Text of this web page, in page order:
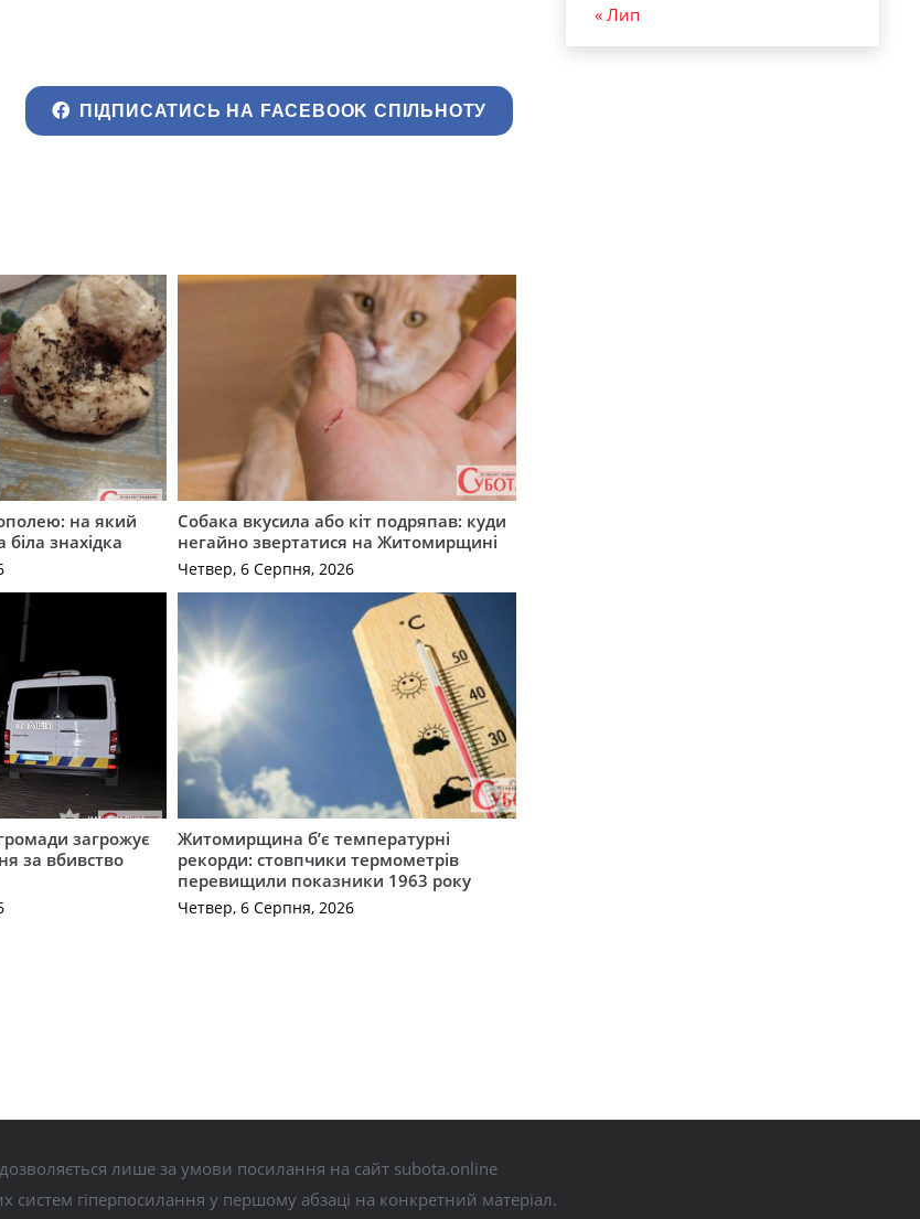
ПІДПИСАТИСЬ НА FACEBOOK СПІЛЬНОТУ
на який
знахідка
Собака вкусила або кіт подряпав: куди
негайно звертатися на Житомирщині
Четвер, 6 Серпня, 2026
загрожує
за вбивство
Житомирщина б’є температурні
рекорди: стовпчики термометрів
перевищили показники 1963 року
Четвер, 6 Серпня, 2026
« Лип
лише за умови посилання на сайт subota.online
гіперпосилання у першому абзаці на конкретний матеріал.